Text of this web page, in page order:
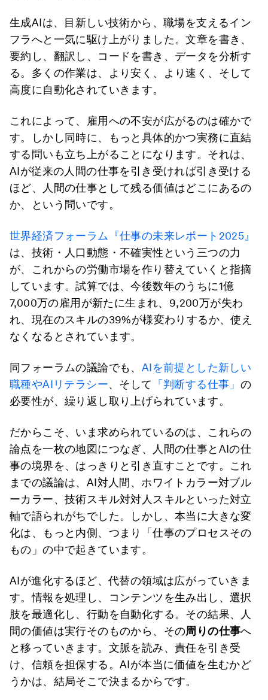
生成AIは、目新しい技術から、職場を支えるイン
フラへと一気に駆け上がりました。文章を書き、
要約し、翻訳し、コードを書き、データを分析す
る。多くの作業は、より安く、より速く、そして
高度に自動化されていきます。
これによって、雇用への不安が広がるのは確かで
す。しかし同時に、もっと具体的かつ実務に直結
する問いも立ち上がることになります。それは、
AIが従来の人間の仕事を引き受ければ引き受ける
ほど、人間の仕事として残る価値はどこにあるの
か、という問いです。
世界経済フォーラム『仕事の未来レポート2025』
は、技術・人口動態・不確実性という三つの力
が、これからの労働市場を作り替えていくと指摘
しています。試算では、今後数年のうちに1億
7,000万の雇用が新たに生まれ、9,200万が失わ
れ、現在のスキルの39%が様変わりするか、使え
なくなるとされています。
同フォーラムの議論でも、 AIを前提とした新しい
職種やAIリテラシー、そして 「判断する仕事」 の
必要性が、繰り返し取り上げられています。
だからこそ、いま求められているのは、これらの
論点を一枚の地図につなぎ、人間の仕事とAIの仕
事の境界を、はっきりと引き直すことです。これ
までの議論は、AI対人間、ホワイトカラー対ブル
ーカラー、技術スキル対対人スキルといった対立
軸で語られがちでした。しかし、本当に大きな変
化は、もっと内側、つまり「仕事のプロセスその
もの」の中で起きています。
AIが進化するほど、代替の領域は広がっていきま
す。情報を処理し、コンテンツを生み出し、選択
肢を最適化し、行動を自動化する。その結果、人
間の価値は実行そのものから、その周りの仕事へ
と移っていきます。文脈を読み、責任を引き受
け、信頼を担保する。AIが本当に価値を生むかど
うかは、結局そこで決まるからです。